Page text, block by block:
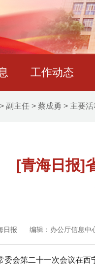
工作动态
> 副主任 > 蔡成勇 > 主要活
[青海日报]
日报 编辑：办公厅信息中
委会第二十一次会议在